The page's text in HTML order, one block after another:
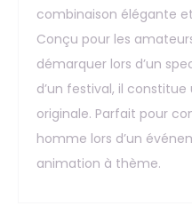
combinaison élégante
Conçu pour les
démarquer lors d’un
d’un festival, il
originale. Parfait pour
homme lors d’un
animation à thème.